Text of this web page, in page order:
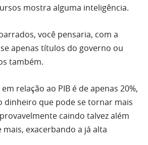
mostra alguma inteligência.
você pensaria, com a
apenas títulos do governo ou
também.
relação ao PIB é de apenas 20%,
dinheiro que pode se tornar mais
caindo talvez além
exacerbando a já alta